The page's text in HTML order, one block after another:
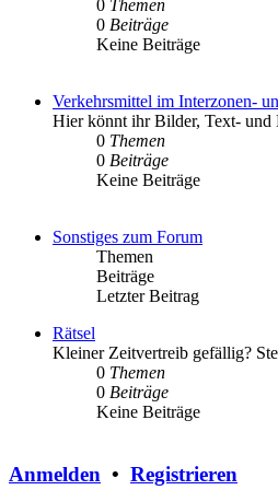
0 Themen
0 Beiträge
Keine Beiträge
Verkehrsmittel im Interzonen-
Hier könnt ihr Bilder, Text- und
0 Themen
0 Beiträge
Keine Beiträge
Sonstiges zum Forum
Themen
Beiträge
Letzter Beitrag
Rätsel
Kleiner Zeitvertreib gefällig?
0 Themen
0 Beiträge
Keine Beiträge
Anmelden • Registrieren